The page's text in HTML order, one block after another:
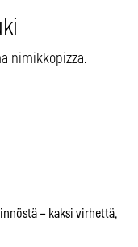
nimikkopizza.
– kaksi virhettä,